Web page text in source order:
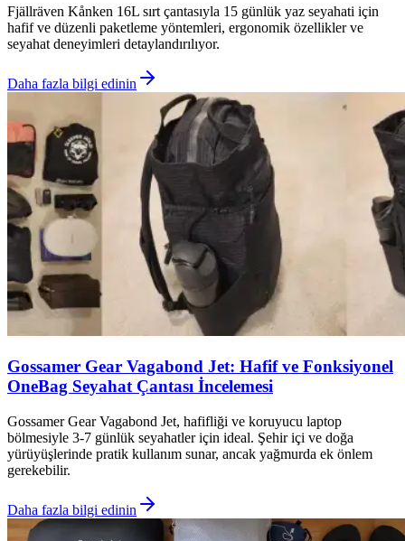
Fjällräven Kånken 16L sırt çantasıyla 15 günlük yaz seyahati için
hafif ve düzenli paketleme yöntemleri, ergonomik özellikler ve
seyahat deneyimleri detaylandırılıyor.
Daha fazla bilgi edinin
Gossamer Gear Vagabond Jet: Hafif ve Fonksiyonel
OneBag Seyahat Çantası İncelemesi
Gossamer Gear Vagabond Jet, hafifliği ve koruyucu laptop
bölmesiyle 3-7 günlük seyahatler için ideal. Şehir içi ve doğa
yürüyüşlerinde pratik kullanım sunar, ancak yağmurda ek önlem
gerekebilir.
Daha fazla bilgi edinin